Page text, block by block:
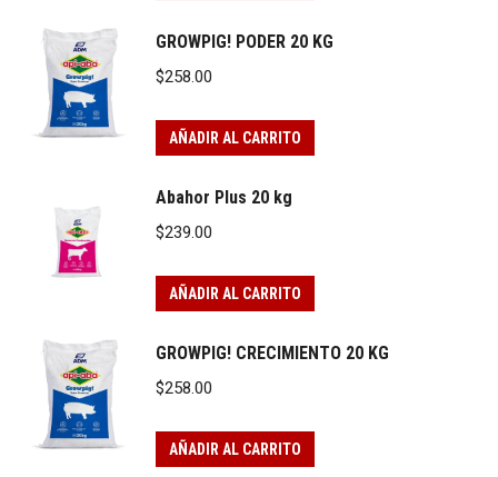
GROWPIG! PODER 20 KG
$258.00
AÑADIR AL CARRITO
Abahor Plus 20 kg
$239.00
AÑADIR AL CARRITO
GROWPIG! CRECIMIENTO 20 KG
$258.00
AÑADIR AL CARRITO